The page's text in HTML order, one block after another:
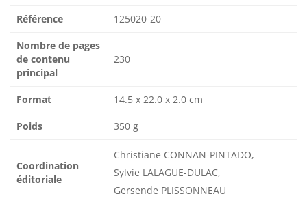
Référence 125020-20
Nombre de pages
de contenu
principal
230
Format 14.5 x 22.0 x 2.0 cm
Poids 350 g
Coordination
éditoriale
Christiane CONNAN-PINTADO,
Sylvie LALAGUE-DULAC,
Gersende PLISSONNEAU